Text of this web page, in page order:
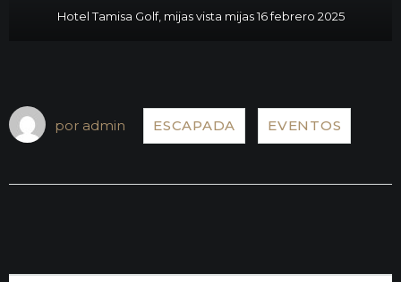
Hotel Tamisa Golf, mijas vista mijas 16 febrero 2025
por admin ESCAPADA EVENTOS